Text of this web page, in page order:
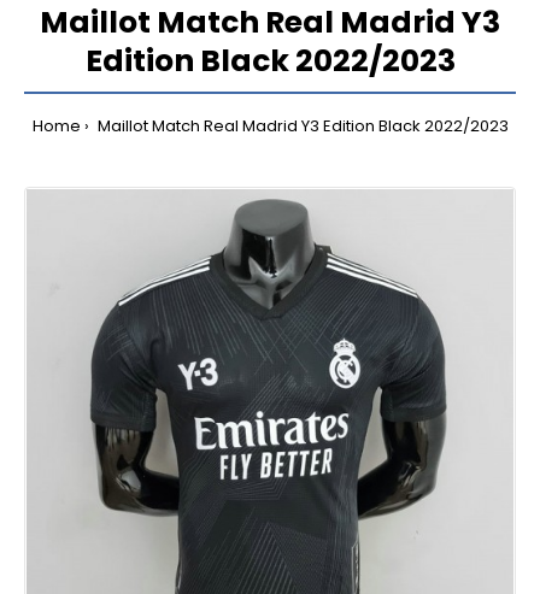
Maillot Match Real Madrid Y3
Edition Black 2022/2023
Home Maillot Match Real Madrid Y3 Edition Black 2022/2023